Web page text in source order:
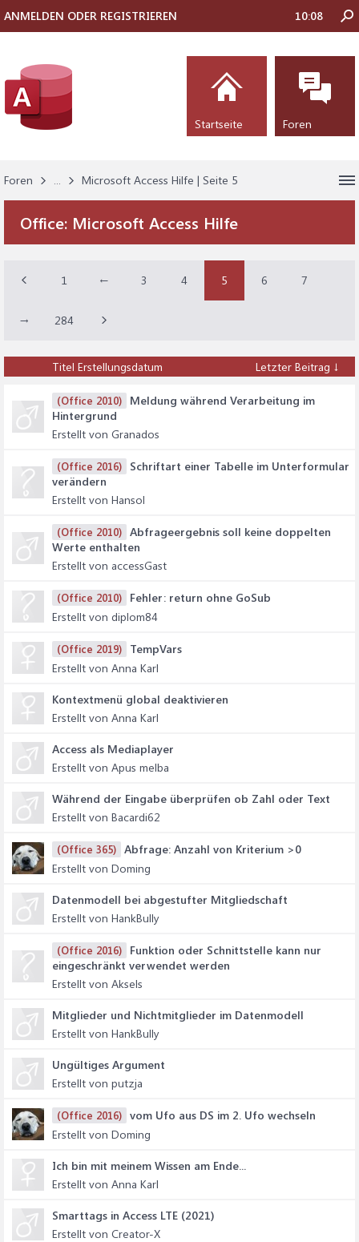
Foren ... Microsoft Access Hilfe | Seite 5
Office: Microsoft Access Hilfe
1 ← 3 4 5 6 7
→ 284
Titel Erstellungsdatum Letzter Beitrag ↓
(Office 2010)
Meldung während Verarbeitung im
Hintergrund
Erstellt von Granados
(Office 2016)
Schriftart einer Tabelle im Unterformular
verändern
Erstellt von Hansol
(Office 2010) Abfrageergebnis soll keine doppelten
Werte enthalten
Erstellt von accessGast
(Office 2010)
Fehler: return ohne GoSub
Erstellt von diplom84
(Office 2019)
TempVars
Erstellt von Anna Karl
Kontextmenü global deaktivieren
Erstellt von Anna Karl
Access als Mediaplayer
Erstellt von Apus melba
Während der Eingabe überprüfen ob Zahl oder Text
Erstellt von Bacardi62
(Office 365) Abfrage: Anzahl von Kriterium >0
Erstellt von Doming
Datenmodell bei abgestufter Mitgliedschaft
Erstellt von HankBully
(Office 2016)
Funktion oder Schnittstelle kann nur
eingeschränkt verwendet werden
Erstellt von Aksels
Mitglieder und Nichtmitglieder im Datenmodell
Erstellt von HankBully
Ungültiges Argument
Erstellt von putzja
(Office 2016) vom Ufo aus DS im 2. Ufo wechseln
Erstellt von Doming
Ich bin mit meinem Wissen am Ende...
Erstellt von Anna Karl
Smarttags in Access LTE (2021)
Erstellt von Creator-X
ANMELDEN ODER REGISTRIEREN 10:08
Startseite Foren